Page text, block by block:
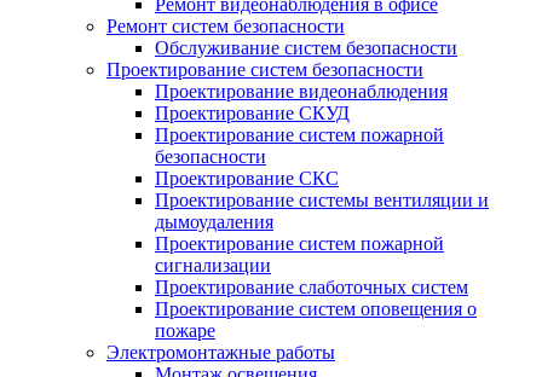
Ремонт видеонаблюдения в офисе
Ремонт систем безопасности
Обслуживание систем безопасности
Проектирование систем безопасности
Проектирование видеонаблюдения
Проектирование СКУД
Проектирование систем пожарной
безопасности
Проектирование СКС
Проектирование системы вентиляции и
дымоудаления
Проектирование систем пожарной
сигнализации
Проектирование слаботочных систем
Проектирование систем оповещения о
пожаре
Электромонтажные работы